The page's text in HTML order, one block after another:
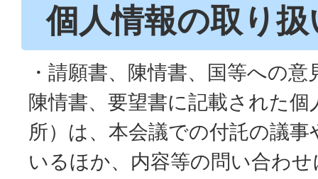
個人情報の取り扱
・請願書、陳情書、国等への
陳情書、要望書に記載された個
所）は、本会議での付託の議
いるほか、内容等の問い合わ